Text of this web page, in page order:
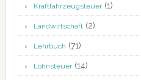
Kraftfahrzeugsteuer(1)
Landwirtschaft(2)
Lehrbuch (71)
Lohnsteuer(14)